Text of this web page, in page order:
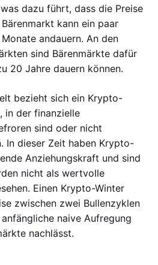
dazu führt, dass die Preise
kann ein paar
andauern. An den
sind Bärenmärkte dafür
20 Jahre dauern können.
bezieht sich ein Krypto-
in der finanzielle
sind oder nicht
In dieser Zeit haben Krypto-
Anziehungskraft und sind
nicht als wertvolle
Einen Krypto-Winter
zwischen zwei Bullenzyklen
naive Aufregung
nachlässt.